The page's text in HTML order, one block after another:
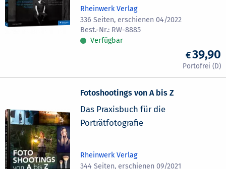
Rheinwerk Verlag
336 Seiten, erschienen 04/2022
RW-8885
Verfügbar
39,90
Fotoshootings von A bis Z
Das Praxisbuch für die
Porträtfotografie
Rheinwerk Verlag
344 Seiten, erschienen 09/2021